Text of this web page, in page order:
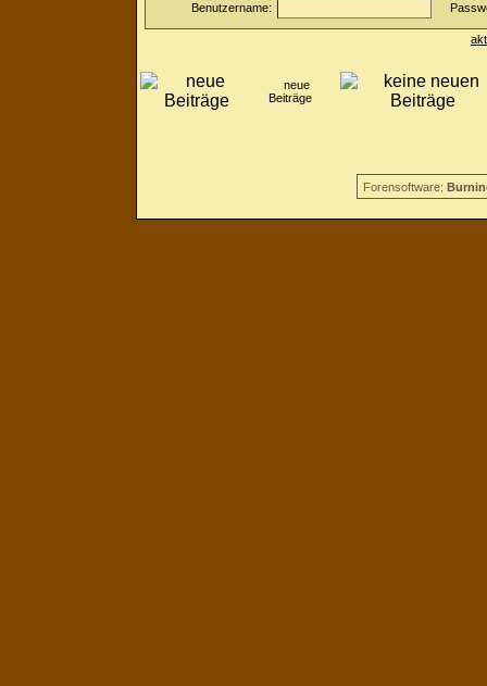
Benutzername:
neue
Beiträge
Forensoftware: